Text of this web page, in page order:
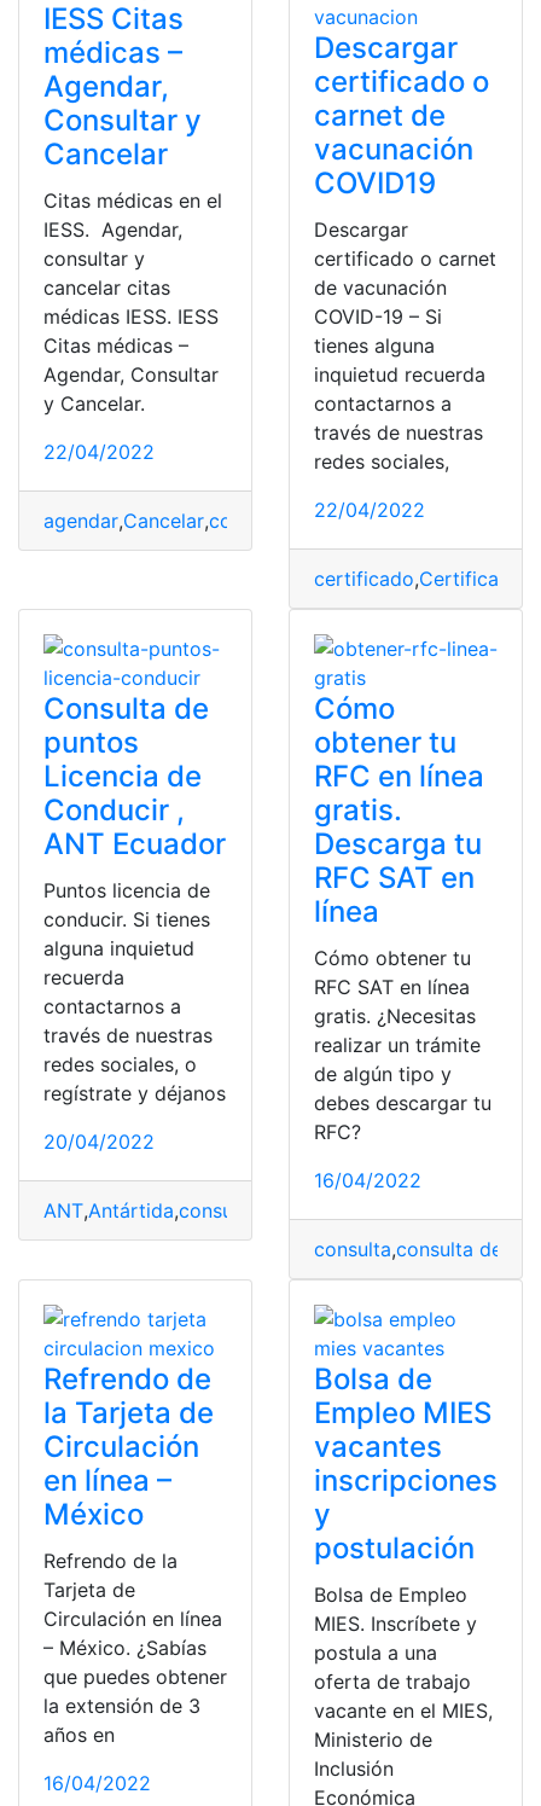
IESS Citas
médicas –
Agendar,
Consultar y
Cancelar
Citas médicas en el
IESS. Agendar,
consultar y
cancelar citas
médicas IESS. IESS
Citas médicas –
Agendar, Consultar
y Cancelar.
22/04/2022
agendar,Cancelar,consulta Consulta de Denuncia
Descargar
certificado o
carnet de
vacunación
COVID19
Descargar
certificado o carnet
de vacunación
COVID-19 – Si
tienes alguna
inquietud recuerda
contactarnos a
través de nuestras
redes sociales,
22/04/2022
certificado,Certificado
Consulta de
puntos
Licencia de
Conducir ,
ANT Ecuador
Puntos licencia de
conducir. Si tienes
alguna inquietud
recuerda
contactarnos a
través de nuestras
redes sociales, o
regístrate y déjanos
20/04/2022
ANT,Antártida,consulta
Cómo
obtener tu
RFC en línea
gratis.
Descarga tu
RFC SAT en
línea
Cómo obtener tu
RFC SAT en línea
gratis. ¿Necesitas
realizar un trámite
de algún tipo y
debes descargar tu
RFC?
16/04/2022
consulta,consulta de
Refrendo de
la Tarjeta de
Circulación
en línea –
México
Refrendo de la
Tarjeta de
Circulación en línea
– México. ¿Sabías
que puedes obtener
la extensión de 3
años en
16/04/2022
Bolsa de
Empleo MIES
vacantes
inscripciones
y
postulación
Bolsa de Empleo
MIES. Inscríbete y
postula a una
oferta de trabajo
vacante en el MIES,
Ministerio de
Inclusión
Económica